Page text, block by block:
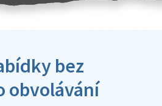
bez
obvolávání